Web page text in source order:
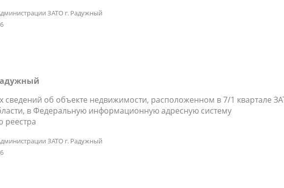
ЗАТО г. Радужный
сведений об объекте недвижимости, расположенном в 7/1 квартале
в Федеральную информационную адресную систему
реестра
ЗАТО г. Радужный